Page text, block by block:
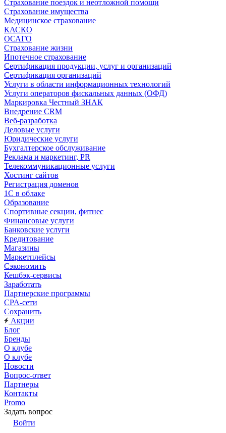
Страхование поездок и неотложной помощи
Страхование имущества
Медицинское страхование
КАСКО
ОСАГО
Страхование жизни
Ипотечное страхование
Сертификация продукции, услуг и организаций
Сертификация организаций
Услуги в области информационных технологий
Услуги операторов фискальных данных (ОФД)
Маркировка Честный ЗНАК
Внедрение CRM
Веб-разработка
Деловые услуги
Юридические услуги
Бухгалтерское обслуживание
Реклама и маркетинг, PR
Телекоммуникационные услуги
Хостинг сайтов
Регистрация доменов
1С в облаке
Образование
Спортивные секции, фитнес
Финансовые услуги
Банковские услуги
Кредитование
Магазины
Маркетплейсы
Сэкономить
Кешбэк-сервисы
Заработать
Партнерские программы
CPA-сети
Сохранить
Акции
Блог
Бренды
О клубе
О клубе
Новости
Вопрос-ответ
Партнеры
Контакты
Promo
Задать вопрос
Войти